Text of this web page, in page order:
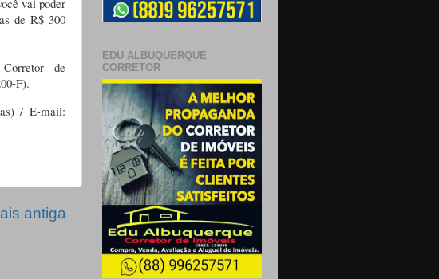
vai poder
de R$ 300
de
F).
/ E-mail:
antiga
EDU ALBUQUERQUE
CORRETOR